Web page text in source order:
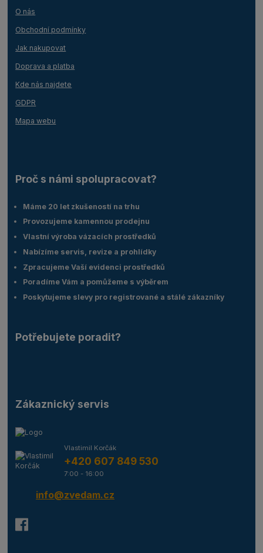
O nás
Obchodní podmínky
Jak nakupovat
Doprava a platba
Kde nás najdete
GDPR
Mapa webu
Proč s námi spolupracovat?
Máme 20 let zkušeností na trhu
Provozujeme kamennou prodejnu
Vlastní výroba vázacích prostředků
Nabízíme servis, revize a prohlídky
Zpracujeme Vaší evidenci prostředků
Poradíme Vám a pomůžeme s výběrem
Poskytujeme slevy pro registrované a stálé zákazníky
Potřebujete poradit?
Zákaznický servis
Vlastimil Korčák
+420 607 849 530
7:00 - 16:00
info@zvedam.cz